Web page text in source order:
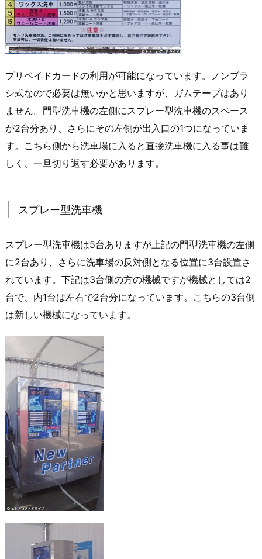
プリペイドカードの利用が可能になっています。ノンブラ
シ式なので必要は無いかと思いますが、ガムテープはあり
ません。門型洗車機の左側にスプレー型洗車機のスペース
が2台分あり、さらにその左側が出入口の1つになっていま
す。こちら側から洗車場に入ると直接洗車機に入る事は難
しく、一旦切り返す必要があります。
スプレー型洗車機
スプレー型洗車機は5台ありますが上記の門型洗車機の左側
に2台あり、さらに洗車場の反対側となる位置に3台設置さ
れています。下記は3台側の方の機械ですが機械としては2
台で、内1台は左右で2台分になっています。こちらの3台側
は新しい機械になっています。